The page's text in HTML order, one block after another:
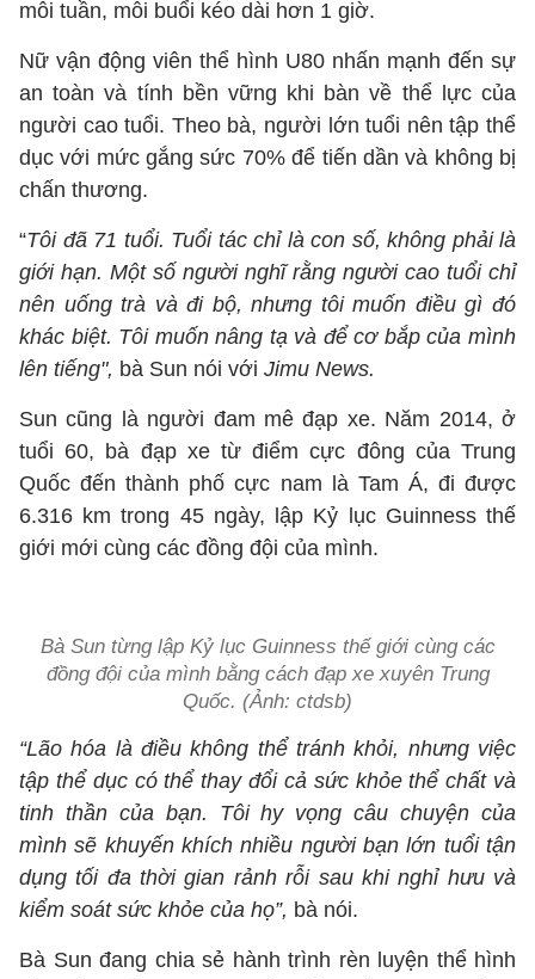
mỗi tuần, mỗi buổi kéo dài hơn 1 giờ.
Nữ vận động viên thể hình U80 nhấn mạnh đến sự
an toàn và tính bền vững khi bàn về thể lực của
người cao tuổi. Theo bà, người lớn tuổi nên tập thể
dục với mức gắng sức 70% để tiến dần và không bị
chấn thương.
“Tôi đã 71 tuổi. Tuổi tác chỉ là con số, không phải là
giới hạn. Một số người nghĩ rằng người cao tuổi chỉ
nên uống trà và đi bộ, nhưng tôi muốn điều gì đó
khác biệt. Tôi muốn nâng tạ và để cơ bắp của mình
lên tiếng", bà Sun nói với Jimu News.
Sun cũng là người đam mê đạp xe. Năm 2014, ở
tuổi 60, bà đạp xe từ điểm cực đông của Trung
Quốc đến thành phố cực nam là Tam Á, đi được
6.316 km trong 45 ngày, lập Kỷ lục Guinness thế
giới mới cùng các đồng đội của mình.
Bà Sun từng lập Kỷ lục Guinness thế giới cùng các
đồng đội của mình bằng cách đạp xe xuyên Trung
Quốc. (Ảnh: ctdsb)
“Lão hóa là điều không thể tránh khỏi, nhưng việc
tập thể dục có thể thay đổi cả sức khỏe thể chất và
tinh thần của bạn. Tôi hy vọng câu chuyện của
mình sẽ khuyến khích nhiều người bạn lớn tuổi tận
dụng tối đa thời gian rảnh rỗi sau khi nghỉ hưu và
kiểm soát sức khỏe của họ”, bà nói.
Bà Sun đang chia sẻ hành trình rèn luyện thể hình